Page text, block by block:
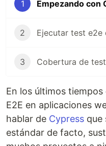
1 Empezando con
2
3
En los últimos
E2E en aplicaciones
hablar de Cypress que
estándar de facto,